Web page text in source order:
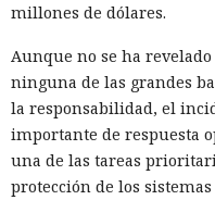
millones de dólares.
Aunque no se ha
ninguna de las grandes
la responsabilidad, el
importante de respuesta
una de las tareas
protección de los